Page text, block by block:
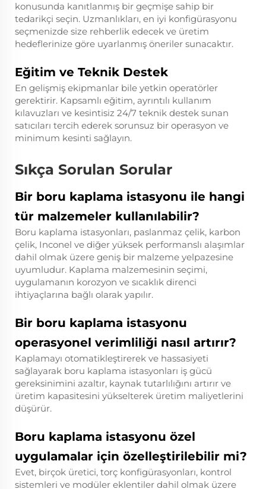
konusunda kanıtlanmış bir geçmişe sahip bir
tedarikçi seçin. Uzmanlıkları, en iyi konfigürasyonu
seçmenizde size rehberlik edecek ve üretim
hedeflerinize göre uyarlanmış öneriler sunacaktır.
Eğitim ve Teknik Destek
En gelişmiş ekipmanlar bile yetkin operatörler
gerektirir. Kapsamlı eğitim, ayrıntılı kullanım
kılavuzları ve kesintisiz 24/7 teknik destek sunan
satıcıları tercih ederek sorunsuz bir operasyon ve
minimum kesinti sağlayın.
Sıkça Sorulan Sorular
Bir boru kaplama istasyonu ile hangi
tür malzemeler kullanılabilir?
Boru kaplama istasyonları, paslanmaz çelik, karbon
çelik, Inconel ve diğer yüksek performanslı alaşımlar
dahil olmak üzere geniş bir malzeme yelpazesine
uyumludur. Kaplama malzemesinin seçimi,
uygulamanın korozyon ve sıcaklık direnci
ihtiyaçlarına bağlı olarak yapılır.
Bir boru kaplama istasyonu
operasyonel verimliliği nasıl artırır?
Kaplamayı otomatikleştirerek ve hassasiyeti
sağlayarak boru kaplama istasyonları iş gücü
gereksinimini azaltır, kaynak tutarlılığını artırır ve
üretim kapasitesini yükselterek üretim maliyetlerini
düşürür.
Boru kaplama istasyonu özel
uygulamalar için özelleştirilebilir mi?
Evet, birçok üretici, torç konfigürasyonları, kontrol
sistemleri ve modüler eklentiler dahil olmak üzere